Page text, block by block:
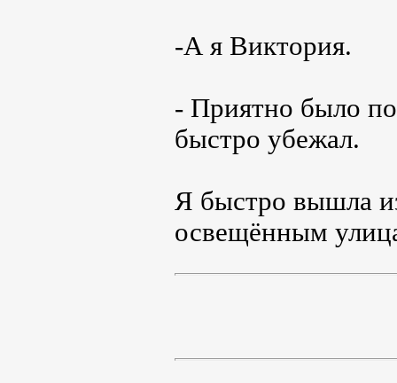
-А я Виктория.
- Приятно было
быстро убежал.
Я быстро вышла
освещённым